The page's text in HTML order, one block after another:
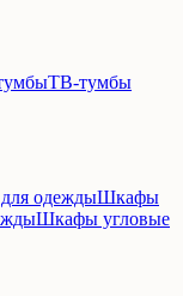
ТВ-тумбы
одеждыШкафы
Шкафы угловые